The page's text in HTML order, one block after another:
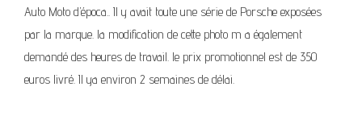
Auto Moto d’época.. Il y avait toute une série de Porsche exposées
par la marque. la modification de cette photo m a également
demandé des heures de travail. le prix promotionnel est de 350
euros livré. Il ya environ 2 semaines de délai.